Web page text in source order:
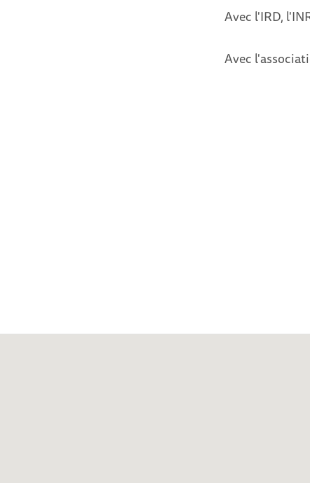
Avec l'IRD,
Avec